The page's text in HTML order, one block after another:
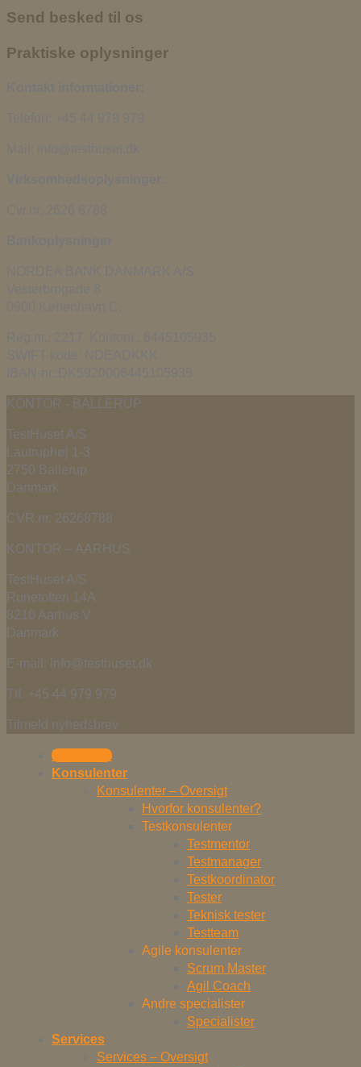
Send besked til os
Praktiske oplysninger
KONTOR - BALLERUP
TestHuset A/S
Lautruphøj 1-3
2750 Ballerup
Danmark
CVR.nr. 26268788
KONTOR – AARHUS
TestHuset A/S
Runetoften 14A
8210 Aarhus V
Danmark
E-mail: info@testhuset.dk
Tlf. +45 44 979 979
Tilmeld nyhedsbrev
Kontakt os
Konsulenter
Konsulenter – Oversigt
Hvorfor konsulenter?
Testkonsulenter
Testmentor
Testmanager
Testkoordinator
Tester
Teknisk tester
Testteam
Agile konsulenter
Scrum Master
Agil Coach
Andre specialister
Specialister
Services
Services – Oversigt